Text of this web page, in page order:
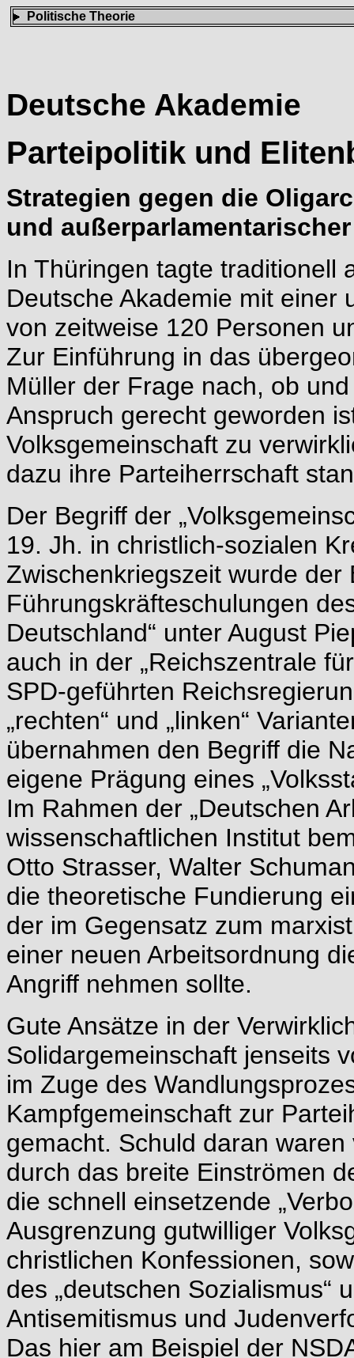
Politische Theorie
Deutsche Akademie
Parteipolitik und
Strategien gegen die
und
In Thüringen tagte traditionell
Deutsche Akademie mit einer
von zeitweise 120 Personen
Zur Einführung in das
Müller der Frage nach, ob
Anspruch gerecht geworden
Volksgemeinschaft zu
dazu ihre Parteiherrschaft
Der Begriff der
19. Jh. in christlich-sozialen
Zwischenkriegszeit wurde der
Führungskräfteschulungen
Deutschland“ unter August
auch in der „Reichszentrale
SPD-geführten
„rechten“ und „linken“
übernahmen den Begriff die
eigene Prägung eines
Im Rahmen der „Deutschen
wissenschaftlichen Institut
Otto Strasser, Walter
die theoretische Fundierung
der im Gegensatz zum
einer neuen Arbeitsordnung
Angriff nehmen sollte.
Gute Ansätze in der
Solidargemeinschaft jenseits
im Zuge des
Kampfgemeinschaft zur
gemacht. Schuld daran
durch das breite Einströmen
die schnell einsetzende
Ausgrenzung gutwilliger
christlichen Konfessionen,
des „deutschen Sozialismus“
Antisemitismus und
Das hier am Beispiel der